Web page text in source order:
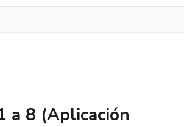
a 8 (Aplicación